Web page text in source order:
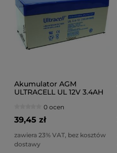
Akumulator AGM
ULTRACELL UL 12V 3.4AH
0 ocen
39,45 zł
zawiera 23% VAT, bez kosztów
dostawy